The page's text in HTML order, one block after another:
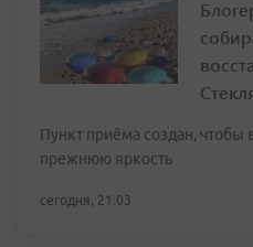
Пункт приёма создан, чтобы
прежнюю яркость
сегодня, 21:03